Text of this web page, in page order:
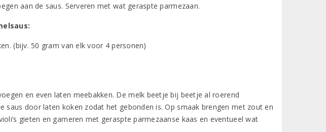
aan de saus. Serveren met wat geraspte parmezaan.
(bijv. 50 gram van elk voor 4 personen)
en even laten meebakken. De melk beetje bij beetje al roerend
saus door laten koken zodat het gebonden is. Op smaak brengen met zout en
gieten en garneren met geraspte parmezaanse kaas en eventueel wat